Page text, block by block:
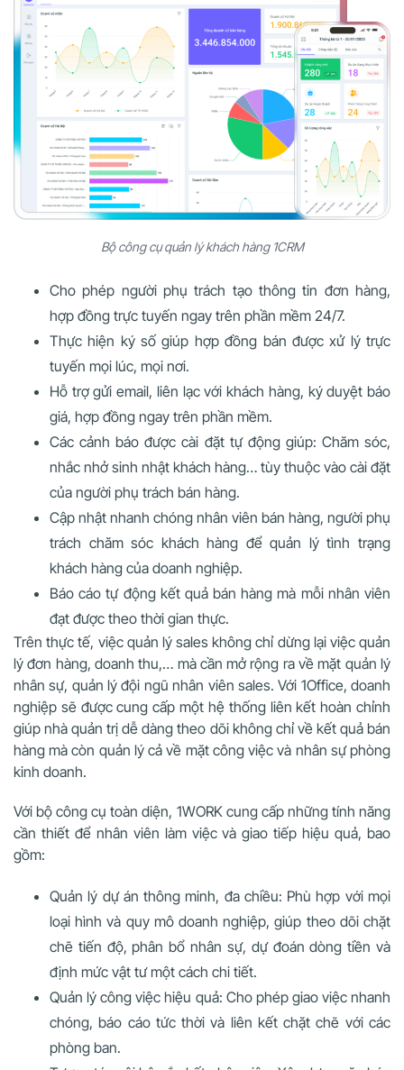
Bộ công cụ quản lý khách hàng 1CRM
Cho phép người phụ trách tạo thông tin đơn hàng,
hợp đồng trực tuyến ngay trên phần mềm 24/7.
Thực hiện ký số giúp hợp đồng bán được xử lý trực
tuyến mọi lúc, mọi nơi.
Hỗ trợ gửi email, liên lạc với khách hàng, ký duyệt báo
giá, hợp đồng ngay trên phần mềm.
Các cảnh báo được cài đặt tự động giúp: Chăm sóc,
nhắc nhở sinh nhật khách hàng… tùy thuộc vào cài đặt
của người phụ trách bán hàng.
Cập nhật nhanh chóng nhân viên bán hàng, người phụ
trách chăm sóc khách hàng để quản lý tình trạng
khách hàng của doanh nghiệp.
Báo cáo tự động kết quả bán hàng mà mỗi nhân viên
đạt được theo thời gian thực.
Trên thực tế, việc quản lý sales không chỉ dừng lại việc quản
lý đơn hàng, doanh thu,… mà cần mở rộng ra về mặt quản lý
nhân sự, quản lý đội ngũ nhân viên sales. Với 1Office, doanh
nghiệp sẽ được cung cấp một hệ thống liên kết hoàn chỉnh
giúp nhà quản trị dễ dàng theo dõi không chỉ về kết quả bán
hàng mà còn quản lý cả về mặt công việc và nhân sự phòng
kinh doanh.
Với bộ công cụ toàn diện, 1WORK cung cấp những tính năng
cần thiết để nhân viên làm việc và giao tiếp hiệu quả, bao
gồm:
Quản lý dự án thông minh, đa chiều: Phù hợp với mọi
loại hình và quy mô doanh nghiệp, giúp theo dõi chặt
chẽ tiến độ, phân bổ nhân sự, dự đoán dòng tiền và
định mức vật tư một cách chi tiết.
Quản lý công việc hiệu quả: Cho phép giao việc nhanh
chóng, báo cáo tức thời và liên kết chặt chẽ với các
phòng ban.